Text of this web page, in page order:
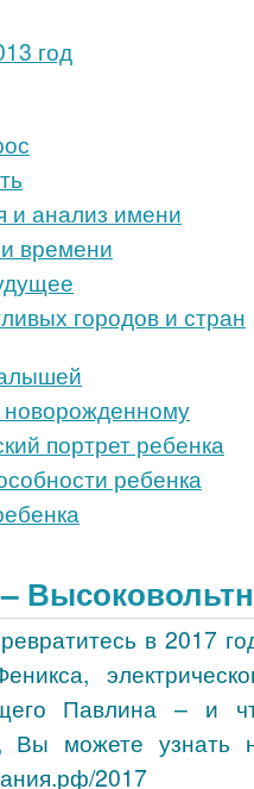
год
и анализ имени
времени
городов и стран
портрет ребенка
ребенка
в 2017
Павлина – и
Вы можете узнать
2017